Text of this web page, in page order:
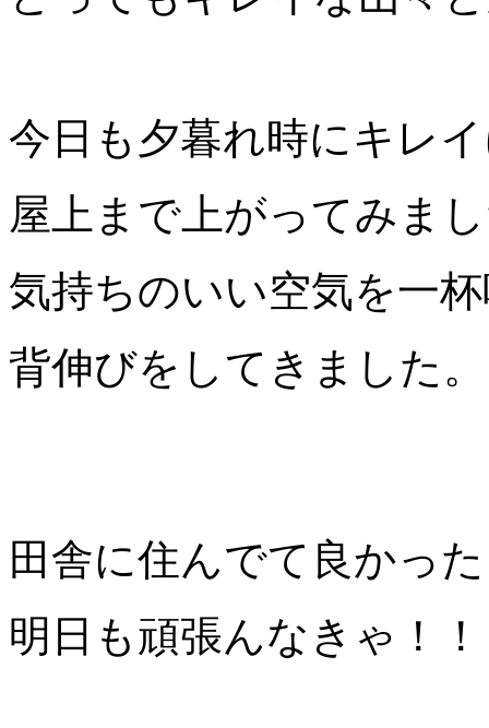
今日も夕暮れ時にキレ
屋上まで上がってみま
気持ちのいい空気を一
背伸びをしてきました。
田舎に住んでて良かっ
明日も頑張んなきゃ！！